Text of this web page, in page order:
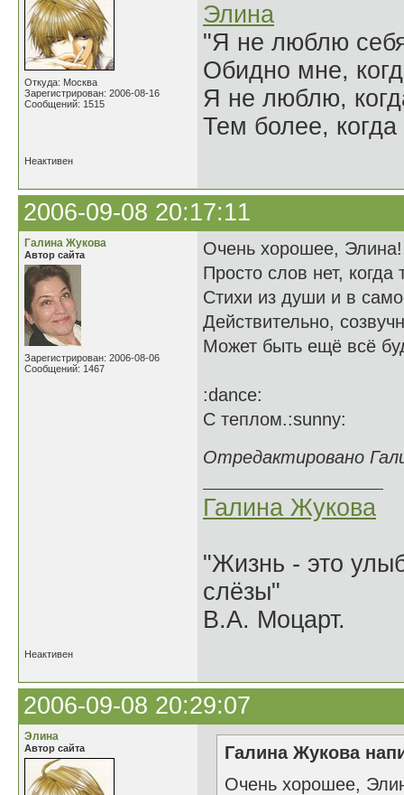
Откуда: Москва
Зарегистрирован: 2006-08-16
Сообщений: 1515
Элина
"Я не люблю
Обидно мне,
Я не люблю,
Тем более,
Неактивен
2006-09-08 20:17:11
Галина Жукова
Автор сайта
Зарегистрирован: 2006-08-06
Сообщений: 1467
Очень хорошее, Элина!
Просто слов нет, когда
Стихи из души и в
Действительно,
Может быть ещё всё
:dance:
С теплом.:sunny:
Отредактировано
Галина Жукова
"Жизнь - это
слёзы"
В.А. Моцарт.
Неактивен
2006-09-08 20:29:07
Элина
Автор сайта
Галина Жукова
Очень хорошее,